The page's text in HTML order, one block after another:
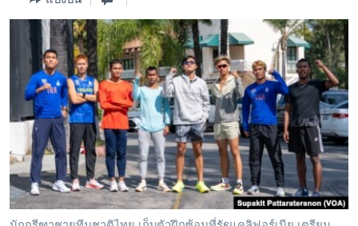
ข้าม
ค้นหา
วิทยาศาสตร์
สังคมและสุขภาพ
ไลฟ์สไตล์
ตรวจสอบข่าว
เรียนรู้ภาษาอังกฤษ
พอดคาสต์
ติดตามเรา